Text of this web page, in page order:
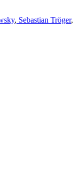
, Sebastian Tröger,